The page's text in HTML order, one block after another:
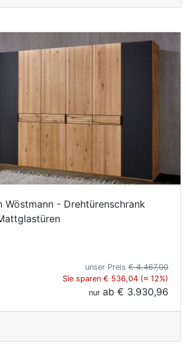
Wöstmann - Drehtürenschrank
unser Preis € 4.467,00
Sie sparen € 536,04 (≈ 12%)
nur ab € 3.930,96